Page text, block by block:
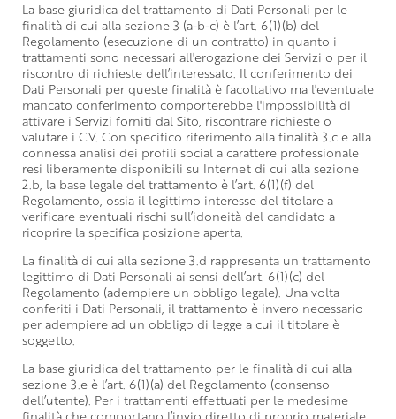
La base giuridica del trattamento di Dati Personali per le
finalità di cui alla sezione 3 (a-b-c) è l’art. 6(1)(b) del
Regolamento (esecuzione di un contratto) in quanto i
trattamenti sono necessari all'erogazione dei Servizi o per il
riscontro di richieste dell’interessato. Il conferimento dei
Dati Personali per queste finalità è facoltativo ma l'eventuale
mancato conferimento comporterebbe l'impossibilità di
attivare i Servizi forniti dal Sito, riscontrare richieste o
valutare i CV. Con specifico riferimento alla finalità 3.c e alla
connessa analisi dei profili social a carattere professionale
resi liberamente disponibili su Internet di cui alla sezione
2.b, la base legale del trattamento è l’art. 6(1)(f) del
Regolamento, ossia il legittimo interesse del titolare a
verificare eventuali rischi sull’idoneità del candidato a
ricoprire la specifica posizione aperta.
La finalità di cui alla sezione 3.d rappresenta un trattamento
legittimo di Dati Personali ai sensi dell’art. 6(1)(c) del
Regolamento (adempiere un obbligo legale). Una volta
conferiti i Dati Personali, il trattamento è invero necessario
per adempiere ad un obbligo di legge a cui il titolare è
soggetto.
La base giuridica del trattamento per le finalità di cui alla
sezione 3.e è l’art. 6(1)(a) del Regolamento (consenso
dell’utente). Per i trattamenti effettuati per le medesime